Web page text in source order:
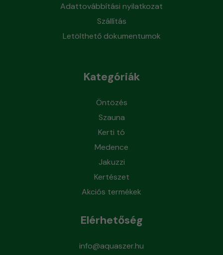
Adattovábbítási nyilatkozat
Szállítás
Letölthető dokumentumok
Kategóriák
Öntözés
Szauna
Kerti tó
Medence
Jakuzzi
Kertészet
Akciós termékek
Elérhetőség
info@aquaszer.hu